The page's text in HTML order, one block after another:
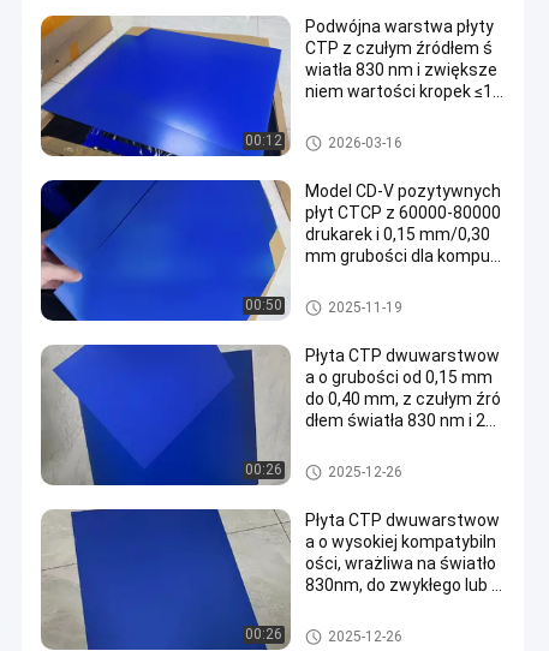
00:12
Podwójna warstwa płyty
CTP z czułym źródłem ś
wiatła 830 nm i zwiększe
niem wartości kropek ≤1
o
Dwuwarstwowa płyta CTP
2026-03-16
00:50
Model CD-V pozytywnych
płyt CTCP z 60000-80000
drukarek i 0,15 mm/0,30
mm grubości dla komput
Płyty drukarskie CTCP
2025-11-19
00:26
Płyta CTP dwuwarstwow
a o grubości od 0,15 mm
do 0,40 mm, z czułym źró
dłem światła 830 nm i 24-
Dwuwarstwowa płyta CTP
2025-12-26
00:26
Płyta CTP dwuwarstwow
a o wysokiej kompatybiln
ości, wrażliwa na światło
830nm, do zwykłego lub U
Dwuwarstwowa płyta CTP
2025-12-26